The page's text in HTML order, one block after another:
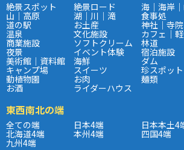
絶景スポット 絶景ロード 海｜海岸
山｜高原 湖｜川｜滝 食事処
道の駅 お土産 神社｜寺院
温泉 文化施設 カフェ｜
商業施設 ソフトクリーム 林道
夜景 イベント体験 宿泊施設
美術館｜資料館 海鮮 ダム
キャンプ場 スイーツ 珍スポット
動植物園 お肉 麺類
お酒 ライダーハウス
東西南北の端
全ての端 日本4端 日本本土4
北海道4端 本州4端 四国4端
九州4端